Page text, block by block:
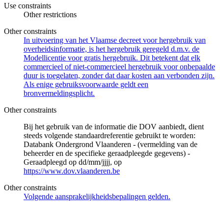
Use constraints
Other restrictions
Other constraints
In uitvoering van het Vlaamse decreet voor hergebruik van
overheidsinformatie, is het hergebruik geregeld d.m.v. de
Modellicentie voor gratis hergebruik. Dit betekent dat elk
commercieel of niet-commercieel hergebruik voor onbepaalde
duur is toegelaten, zonder dat daar kosten aan verbonden zijn.
Als enige gebruiksvoorwaarde geldt een
bronvermeldingsplicht.
Other constraints
Bij het gebruik van de informatie die DOV aanbiedt, dient
steeds volgende standaardreferentie gebruikt te worden:
Databank Ondergrond Vlaanderen - (vermelding van de
beheerder en de specifieke geraadpleegde gegevens) -
Geraadpleegd op dd/mm/jjjj, op
https://www.dov.vlaanderen.be
Other constraints
Volgende aansprakelijkheidsbepalingen gelden.